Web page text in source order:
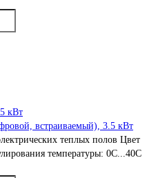
встраиваемый), 3.5 кВт
теплых полов Цвет
температуры: 0С...40С